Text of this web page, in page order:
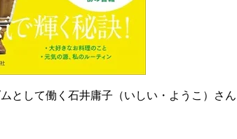
として働く石井庸子（いしい・ようこ）さん